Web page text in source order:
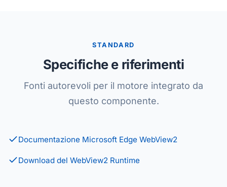
STANDARD
Specifiche e riferimenti
Fonti autorevoli per il motore integrato da
questo componente.
Documentazione Microsoft Edge WebView2
Download del WebView2 Runtime